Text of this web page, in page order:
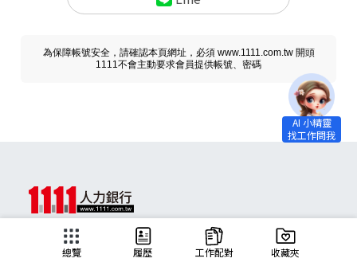
為保障帳號安全，請確認本頁網址，必須 www.1111.com.tw 開頭
1111不會主動要求會員提供帳號、密碼
總覽 履歷 工作配對 收藏夾